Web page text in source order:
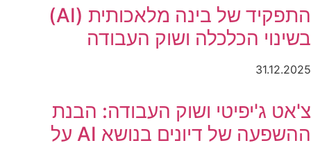
התפקיד של בינה מלאכותית (AI)
בשינוי הכלכלה ושוק העבודה
31.12.2025
צ'אט ג'יפיטי ושוק העבודה: הבנת
ההשפעה של דיונים בנושא AI על